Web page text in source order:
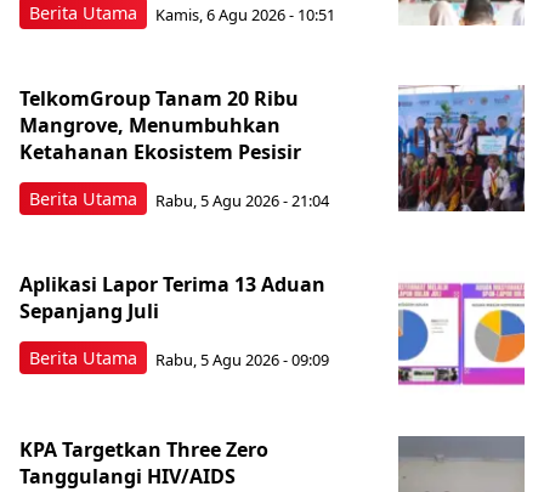
Berita Utama Kamis, 6 Agu 2026 - 10:51
Berita Utama
TelkomGroup Tanam 20 Ribu
Mangrove, Menumbuhkan
Ketahanan Ekosistem Pesisir
Rabu, 5 Agu 2026 - 21:04
Berita Utama
Aplikasi Lapor Terima 13 Aduan
Sepanjang Juli
Rabu, 5 Agu 2026 - 09:09
KPA Targetkan Three Zero
Tanggulangi HIV/AIDS